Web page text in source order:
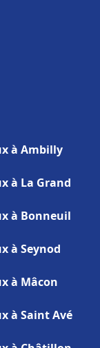
à Ambilly
à La Grand
à Bonneuil
à Seynod
à Mâcon
à Saint Avé